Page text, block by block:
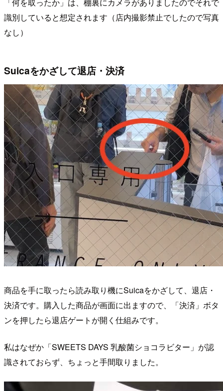
識別していると想定されます（店内撮影禁止でしたので写真
なし）
Suicaをかざして退店・決済
商品を手に取ったら読み取り機にSuicaをかざして、退店・
決済です。購入した商品が画面に出ますので、「決済」ボタ
ンを押したら退店ゲートが開く仕組みです。
私はなぜか「SWEETS DAYS 乳酸菌ショコラビター」が認
識されておらず、ちょっと手間取りました。